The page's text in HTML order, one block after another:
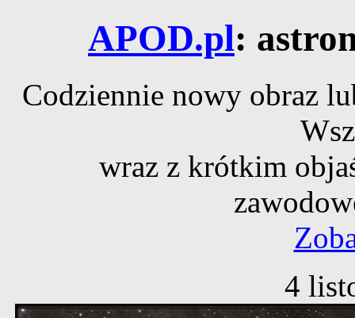
APOD.pl:
Codziennie nowy obraz
wraz z krótkim
4